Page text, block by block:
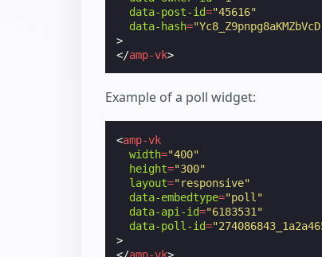
data-post-id="45616"
data-hash=
>
</amp-vk>
Example of a poll widget:
<amp-vk
width="400"
height="300"
layout="responsive"
data-embedtype="poll"
data-api-id="6183531"
data-poll-id=
>
</amp-vk>